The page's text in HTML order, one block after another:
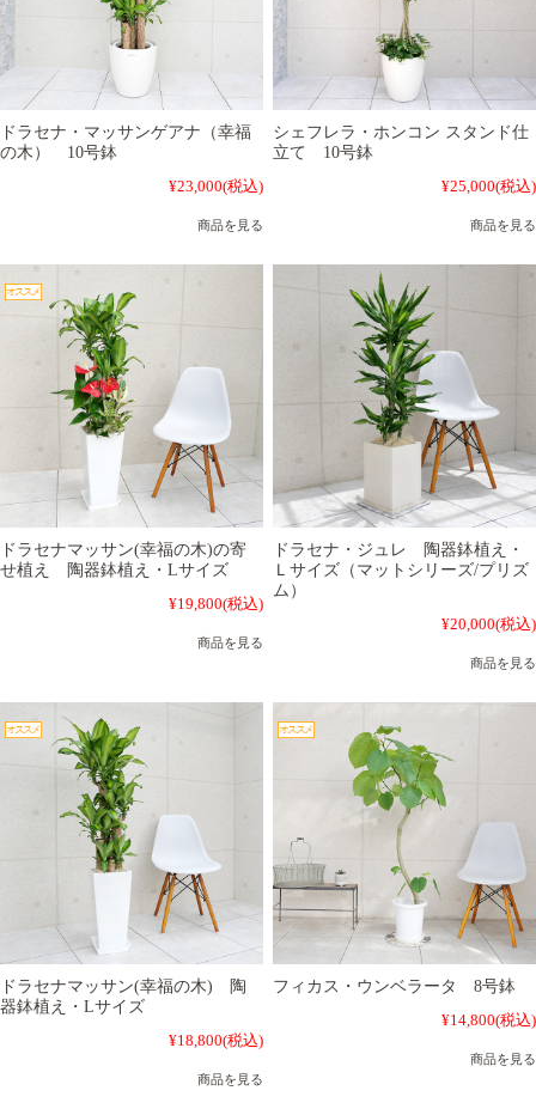
ドラセナ・マッサンゲアナ（幸福
の木） 10号鉢
¥23,000(税込)
商品を見る
シェフレラ・ホンコン スタンド仕
立て 10号鉢
¥25,000(税込)
商品を見る
ドラセナマッサン(幸福の木)の寄
せ植え 陶器鉢植え・Lサイズ
¥19,800(税込)
商品を見る
ドラセナ・ジュレ 陶器鉢植え・
Ｌサイズ（マットシリーズ/プリズ
ム）
¥20,000(税込)
商品を見る
ドラセナマッサン(幸福の木) 陶
器鉢植え・Lサイズ
¥18,800(税込)
商品を見る
フィカス・ウンベラータ 8号鉢
¥14,800(税込)
商品を見る